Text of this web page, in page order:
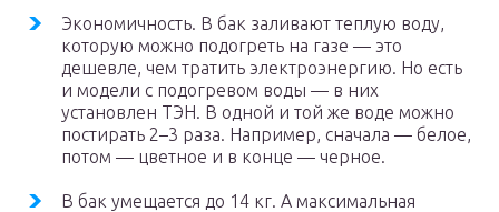
Экономичность. В бак заливают теплую воду,
которую можно подогреть на газе — это
дешевле, чем тратить электроэнергию. Но есть
и модели с подогревом воды — в них
установлен ТЭН. В одной и той же воде можно
постирать 2–3 раза. Например, сначала — белое,
потом — цветное и в конце — черное.
В бак умещается до 14 кг. А максимальная